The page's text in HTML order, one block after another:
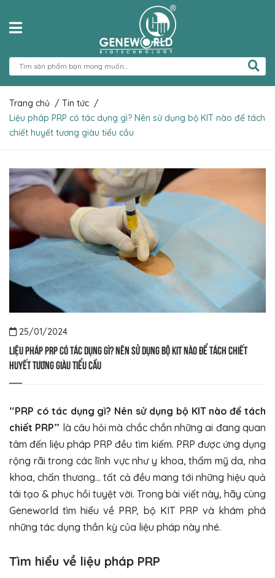
Trang chủ / Tin tức /
Liệu pháp PRP có tác dụng gì? Nên sử dụng bộ KIT nào để tách
chiết huyết tương giàu tiểu cầu
25/01/2024
Liệu pháp PRP có tác dụng gì? Nên sử dụng bộ KIT nào để tách chiết
huyết tương giàu tiểu cầu
“PRP có tác dụng gì? Nên sử dụng bộ KIT nào để tách
chiết PRP” là câu hỏi mà chắc chắn những ai đang quan
tâm đến liệu pháp PRP đều tìm kiếm. PRP được ứng dụng
rộng rãi trong các lĩnh vực như y khoa, thẩm mỹ da, nha
khoa, chấn thương… tất cả đều mang tới những hiệu quả
tái tạo & phục hồi tuyệt vời. Trong bài viết này, hãy cùng
Geneworld tìm hiểu về PRP, bộ KIT PRP và khám phá
những tác dụng thần kỳ của liệu pháp này nhé.
Tìm hiểu về liệu pháp PRP